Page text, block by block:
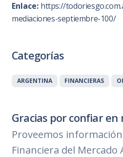
Enlace: https://
mediaciones-septiembre-100/
Categorías
ARGENTINA FINANCIERAS
Gracias por confiar en
Proveemos
Financiera del Mercado